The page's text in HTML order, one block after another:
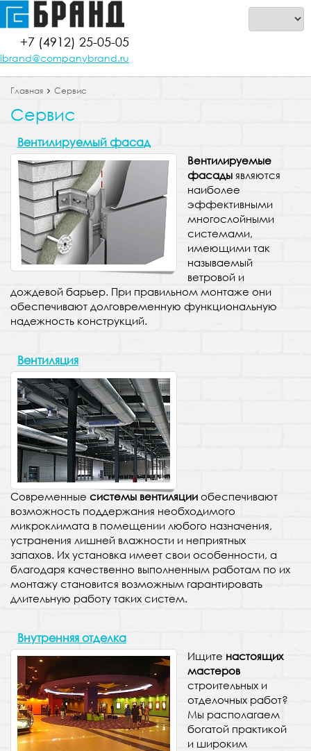
+7 (4912) 25-05-05
ibrand@companybrand.ru
Главная Сервис
Сервис
Вентилируемый фасад
Вентилируемые
фасады являются
наиболее
эффективными
многослойными
системами,
имеющими так
называемый
ветровой и
дождевой барьер. При правильном монтаже они
обеспечивают долговременную функциональную
надежность конструкций.
Вентиляция
Современные системы вентиляции обеспечивают
возможность поддержания необходимого
микроклимата в помещении любого назначения,
устранения лишней влажности и неприятных
запахов. Их установка имеет свои особенности, а
благодаря качественно выполненным работам по их
монтажу становится возможным гарантировать
длительную работу таких систем.
Внутренняя отделка
Ищите настоящих
мастеров
строительных и
отделочных работ?
Мы располагаем
богатой практикой
и широким